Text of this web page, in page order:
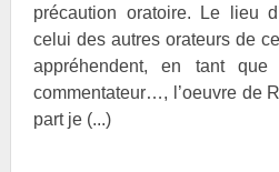
précaution oratoire. Le lieu
celui des autres orateurs de
appréhendent, en tant que
commentateur…, l’oeuvre de
part je (...)